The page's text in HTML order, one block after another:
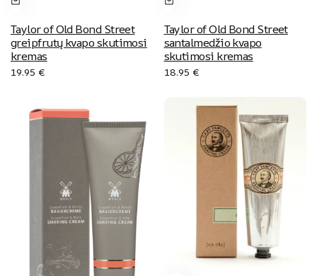
Taylor of Old Bond Street
greipfrutų kvapo skutimosi
kremas
19.95 €
Taylor of Old Bond Street
santalmedžio kvapo
skutimosi kremas
18.95 €